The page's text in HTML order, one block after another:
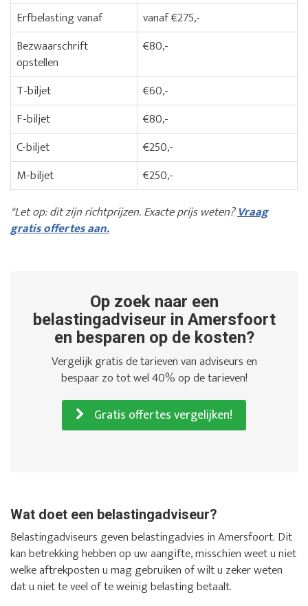
Erfbelasting vanaf
vanaf €275,-
Bezwaarschrift
opstellen
€80,-
T-biljet
€60,-
F-biljet
€80,-
C-biljet
€250,-
M-biljet
€250,-
*Let op: dit zijn richtprijzen. Exacte prijs weten?Vraag
gratis offertes aan.
Op zoek naar een
belastingadviseur in Amersfoort
en besparen op de kosten?
Vergelijk gratis de tarieven van adviseurs en
bespaar zo tot wel 40% op de tarieven!
Gratis offertes vergelijken!
Wat doet een belastingadviseur?
Belastingadviseurs geven belastingadvies in Amersfoort. Dit
kan betrekking hebben op uw aangifte, misschien weet u niet
welke aftrekposten u mag gebruiken of wilt u zeker weten
dat u niet te veel of te weinig belasting betaalt.